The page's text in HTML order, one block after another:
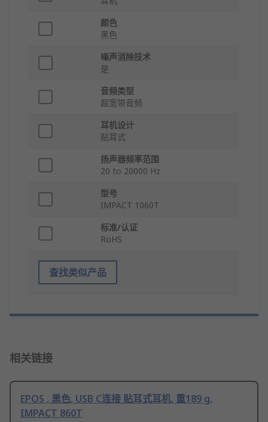
颜色
黑色
噪声消除技术
是
音频类型
超宽带音频
耳机设计
贴耳式
扬声器频率范围
20 to 20000 Hz
型号
IMPACT 1060T
标准/认证
RoHS
查找类似产品
相关链接
EPOS , 黑色, USB C连接 贴耳式耳机, 重189 g,
IMPACT 860T